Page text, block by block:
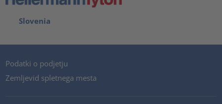
Slovenia
Podatki o podjetju
Zemljevid spletnega mesta